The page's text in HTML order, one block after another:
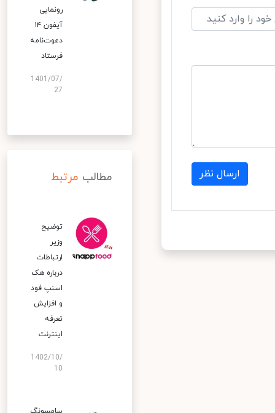
ارسال نظر
رونمایی
آیفون ۱۴
دعوت‌نامه
فرستاد
1401/07/
27
مطالب مرتبط
توضیح
وزیر
ارتباطات
درباره هک
اسنپ‌ فود
و افزایش
تعرفه
اینترنت
1402/10/
10